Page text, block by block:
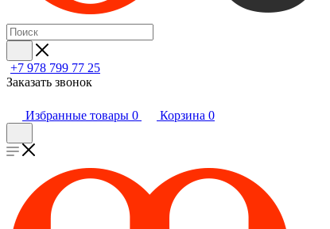
+7 978 799 77 25
Заказать звонок
Избранные товары 0 Корзина 0